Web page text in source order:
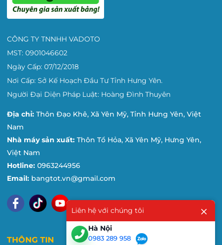
CÔNG TY TNNHH VADOTO
MST: 0901046602
Ngày Cấp: 07/12/2018
Nơi Cấp: Sở Kế Hoạch Đầu Tư Tỉnh Hưng Yên.
Người Đại Diện Pháp Luật: Hoàng Đình Thuyên
Địa chỉ: Thôn Đạo Khê, Xã Yên Mỹ, Tỉnh Hưng Yên, Việt
Nam
Nhà máy sản xuất: Thôn Tổ Hỏa, Xã Yên Mỹ, Hưng Yên,
Việt Nam
Hotline: 0963244956
Email: bangtot.vn@gmail.com
THÔNG TIN
Liên hệ với chúng tôi
Hà Nội
0983 289 958